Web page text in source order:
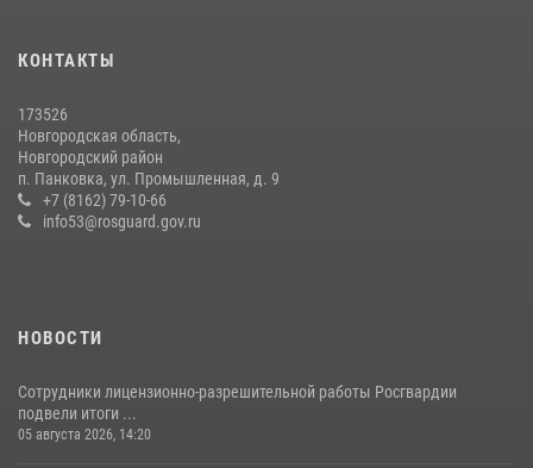
Новгородские росгвардейцы рассказали о службе детям из летнего
лагеря «Волынь»
30 июля 2026, 08:40 5
КОНТАКТЫ
173526
Новгородская область,
Новгородский район
п. Панковка, ул. Промышленная, д. 9
+7 (8162) 79-10-66
info53@rosguard.gov.ru
НОВОСТИ
Сотрудники лицензионно-разрешительной работы Росгвардии
подвели итоги ...
05 августа 2026, 14:20